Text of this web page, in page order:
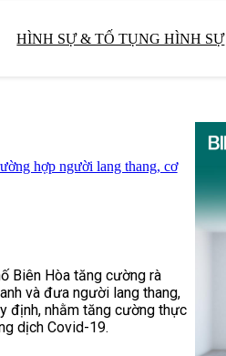
HÌNH SỰ & TỐ TỤNG HÌNH SỰ
hợp người lang thang, cơ
Biên Hòa tăng cường rà
và đưa người lang thang,
định, nhằm tăng cường thực
dịch Covid-19.